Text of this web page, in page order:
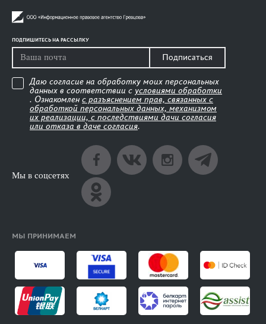
ПОДПИШИТЕСЬ НА РАССЫЛКУ
Подписаться
Даю согласие на обработку моих персональных
данных в соответствии с условиями обработки
. Ознакомлен с разъяснением прав, связанных с
обработкой персональных данных, механизмом
их реализации, с последствиями дачи согласия
или отказа в даче согласия.
Мы в соцсетях
МЫ ПРИНИМАЕМ